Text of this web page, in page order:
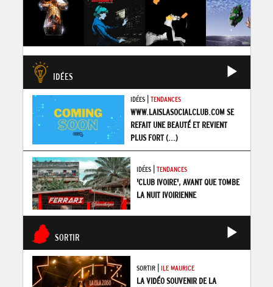
IDÉES
IDÉES| TENDANCES
WWW.LAISLASOCIALCLUB.COM SE
REFAIT UNE BEAUTÉ ET REVIENT
PLUS FORT(...)
IDÉES| TENDANCES
'CLUB IVOIRE', AVANT QUE TOMBE
LA NUIT IVOIRIENNE
SORTIR
SORTIR| ILE MAURICE
LA VIDÉO SOUVENIR DE LA